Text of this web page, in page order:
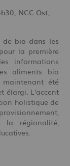
NCC Ost,
de bio dans les
la première
informations
aliments bio
été
élargi. L'accent
holistique de
la régionalité,